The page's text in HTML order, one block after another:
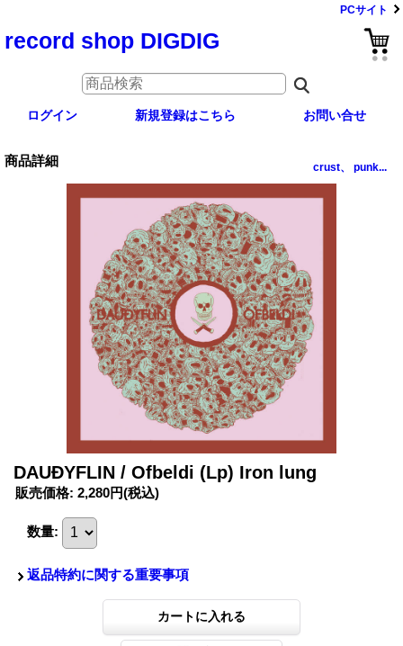
PCサイト
record shop DIGDIG
ログイン 新規登録はこちら お問い合せ
商品詳細 crust、 punk...
DAUÐYFLIN / Ofbeldi (Lp) Iron lung
販売価格: 2,280円(税込)
数量:
返品特約に関する重要事項